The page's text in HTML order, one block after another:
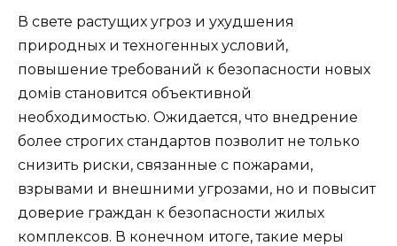
В свете растущих угроз и ухудшения
природных и техногенных условий,
повышение требований к безопасности новых
домів становится объективной
необходимостью. Ожидается, что внедрение
более строгих стандартов позволит не только
снизить риски, связанные с пожарами,
взрывами и внешними угрозами, но и повысит
доверие граждан к безопасности жилых
комплексов. В конечном итоге, такие меры